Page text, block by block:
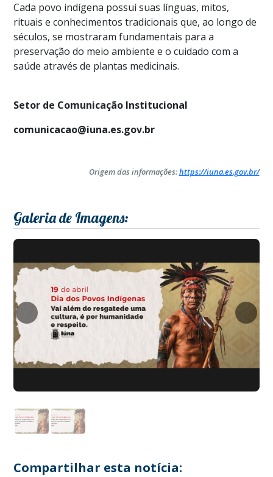
Cada povo indígena possui suas línguas, mitos,
rituais e conhecimentos tradicionais que, ao longo de
séculos, se mostraram fundamentais para a
preservação do meio ambiente e o cuidado com a
saúde através de plantas medicinais.
Setor de Comunicação Institucional
comunicacao@iuna.es.gov.br
Origem das informações:https://iuna.es.gov.br/
Galeria de Imagens:
Compartilhar esta notícia: